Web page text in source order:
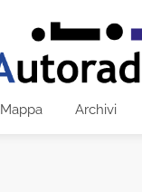
Mappa Archivi